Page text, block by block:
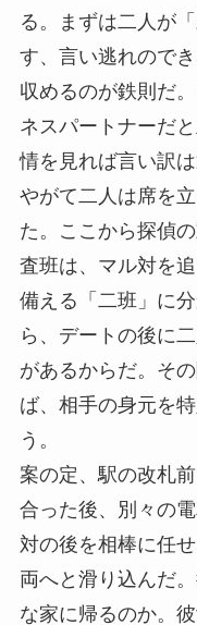
る。まずは二人が
す、言い逃れので
収めるのが鉄則だ
ネスパートナーだ
情を見れば言い訳は
やがて二人は席を
た。ここから探偵
査班は、マル対を
備える「二班」に
ら、デートの後に
があるからだ。そ
ば、相手の身元を
う。
案の定、駅の改札
合った後、別々の
対の後を相棒に任
両へと滑り込んだ
な家に帰るのか。